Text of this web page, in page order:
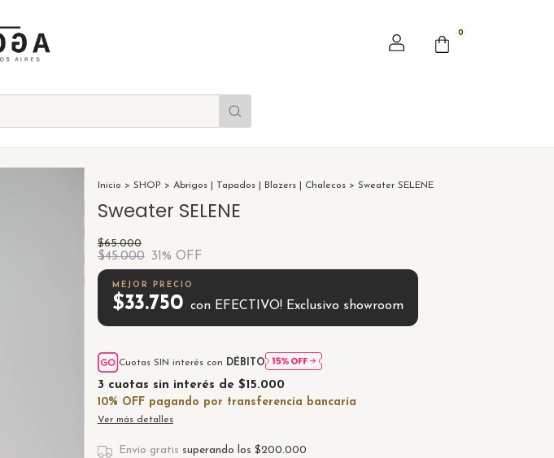
0
Inicio > SHOP > Abrigos | Tapados | Blazers | Chalecos > Sweater SELENE
Sweater SELENE
$65.000
$45.000 31 % OFF
$33.750 con EFECTIVO! Exclusivo showroom
Cuotas SIN interés con DÉBITO
3 cuotas sin interés de $15.000
Ver más detalles
Envío gratis superando los$200.000